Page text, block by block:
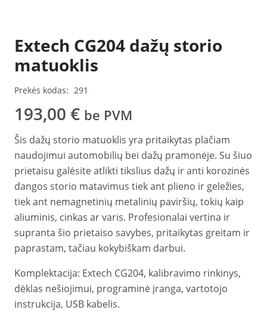
Extech CG204 dažų storio
matuoklis
Prekės kodas: 291
193,00 € be PVM
Šis dažų storio matuoklis yra pritaikytas plačiam
naudojimui automobilių bei dažų pramonėje. Su šiuo
prietaisu galėsite atlikti tikslius dažų ir anti korozinės
dangos storio matavimus tiek ant plieno ir geležies,
tiek ant nemagnetinių metalinių paviršių, tokių kaip
aliuminis, cinkas ar varis. Profesionalai vertina ir
supranta šio prietaiso savybes, pritaikytas greitam ir
paprastam, tačiau kokybiškam darbui.
Komplektacija: Extech CG204, kalibravimo rinkinys,
dėklas nešiojimui, programinė įranga, vartotojo
instrukcija, USB kabelis.